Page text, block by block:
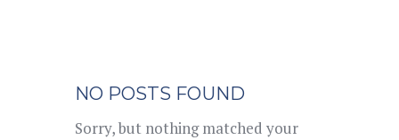
NO POSTS FOUND
Sorry, but nothing matched your